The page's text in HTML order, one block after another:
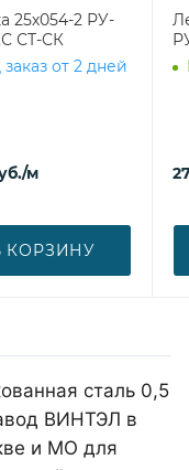
25х054-2 РУ-
СТ-СК
от 2 дней
/м
КОРЗИНУ
сталь 0,5
ВИНТЭЛ в
и МО для